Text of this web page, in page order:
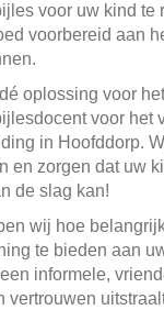
voor uw kind te
voorbereid aan
oplossing voor
voor het
in Hoofddorp.
en zorgen dat uw
de slag kan!
wij hoe
te bieden aan
informele,
vertrouwen